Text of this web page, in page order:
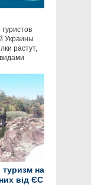
Украины
растут,
туризм на
від ЄС